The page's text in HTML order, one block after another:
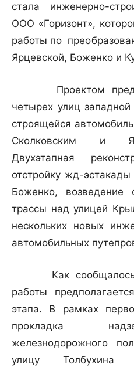
стала инженерно-
ООО «Горизонт»,
работы по
Ярцевской, Боженко и
Проектом
четырех улиц
строящейся
Сколковским и
Двухэтапная
отстройку жд-
Боженко, возведение
трассы над улицей
нескольких новых
автомобильных
Как сообщалось
работы
этапа. В рамках
прокладка
железнодорожного
улицу Толбухина